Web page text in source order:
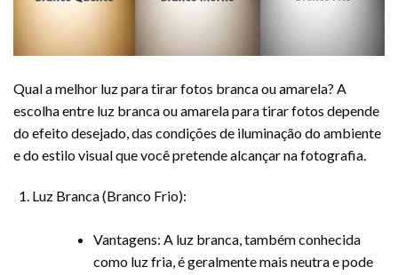
Qual a melhor luz para tirar fotos branca ou amarela? A
escolha entre luz branca ou amarela para tirar fotos depende
do efeito desejado, das condições de iluminação do ambiente
e do estilo visual que você pretende alcançar na fotografia.
Luz Branca (Branco Frio):
Vantagens: A luz branca, também conhecida
como luz fria, é geralmente mais neutra e pode